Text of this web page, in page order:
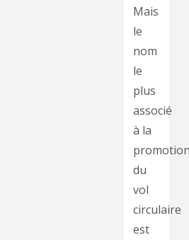
Mais
le
nom
le
plus
associé
à la
du
vol
circulaire
est